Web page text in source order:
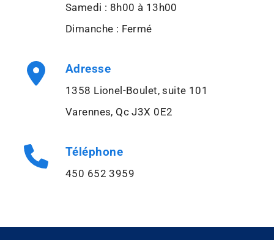
Samedi : 8h00 à 13h00
Dimanche : Fermé
Adresse
1358 Lionel-Boulet, suite 101
Varennes, Qc J3X 0E2
Téléphone
450 652 3959